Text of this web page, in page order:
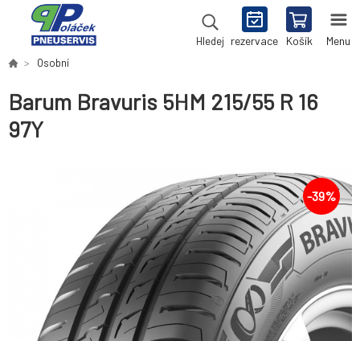
Hledej rezervace Košík Menu
Osobní
Barum Bravuris 5HM 215/55 R 16
97Y
-39%